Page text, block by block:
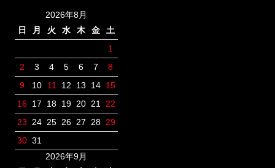
2026年8月
日
月 火 水 木 金
土
1
2
3 4 5 6 7
8
9
10 11 12 13 14 15
16 17 18 19 20 21 22
23 24 25 26 27 28 29
30 31
2026年9月